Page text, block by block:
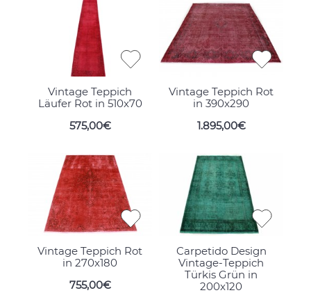
Vintage Teppich
Läufer Rot in 510x70
575,00€
Vintage Teppich Rot
in 390x290
1.895,00€
Vintage Teppich Rot
in 270x180
755,00€
Carpetido Design
Vintage-Teppich
Türkis Grün in
200x120